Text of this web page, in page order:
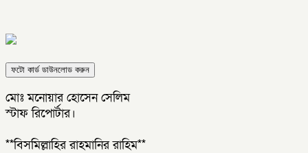
ফটো কার্ড ডাউনলোড করুন
মোঃ মনোয়ার হোসেন সেলিম
স্টাফ রিপোর্টার।
**বিসমিল্লাহির রাহমানির রাহিম**